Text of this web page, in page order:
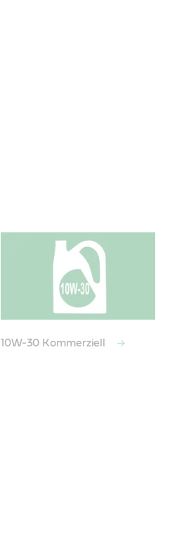
10W-30 Kommerziell